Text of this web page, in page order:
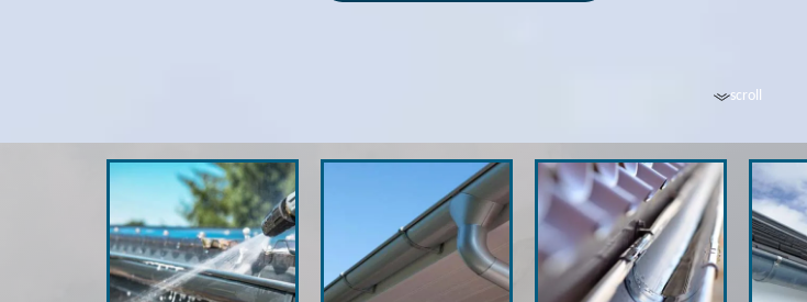
scroll